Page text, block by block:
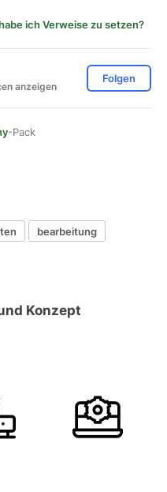
ich Verweise zu setzen?
anzeigen
Folgen
-Pack
bearbeitung
Konzept